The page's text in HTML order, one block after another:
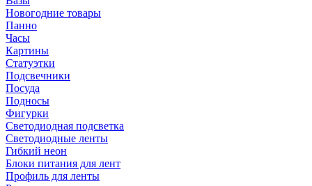
Новогодние товары
Панно
Часы
Картины
Статуэтки
Подсвечники
Посуда
Подносы
Фигурки
Светодиодная подсветка
Светодиодные ленты
Гибкий неон
Блоки питания для лент
Профиль для ленты